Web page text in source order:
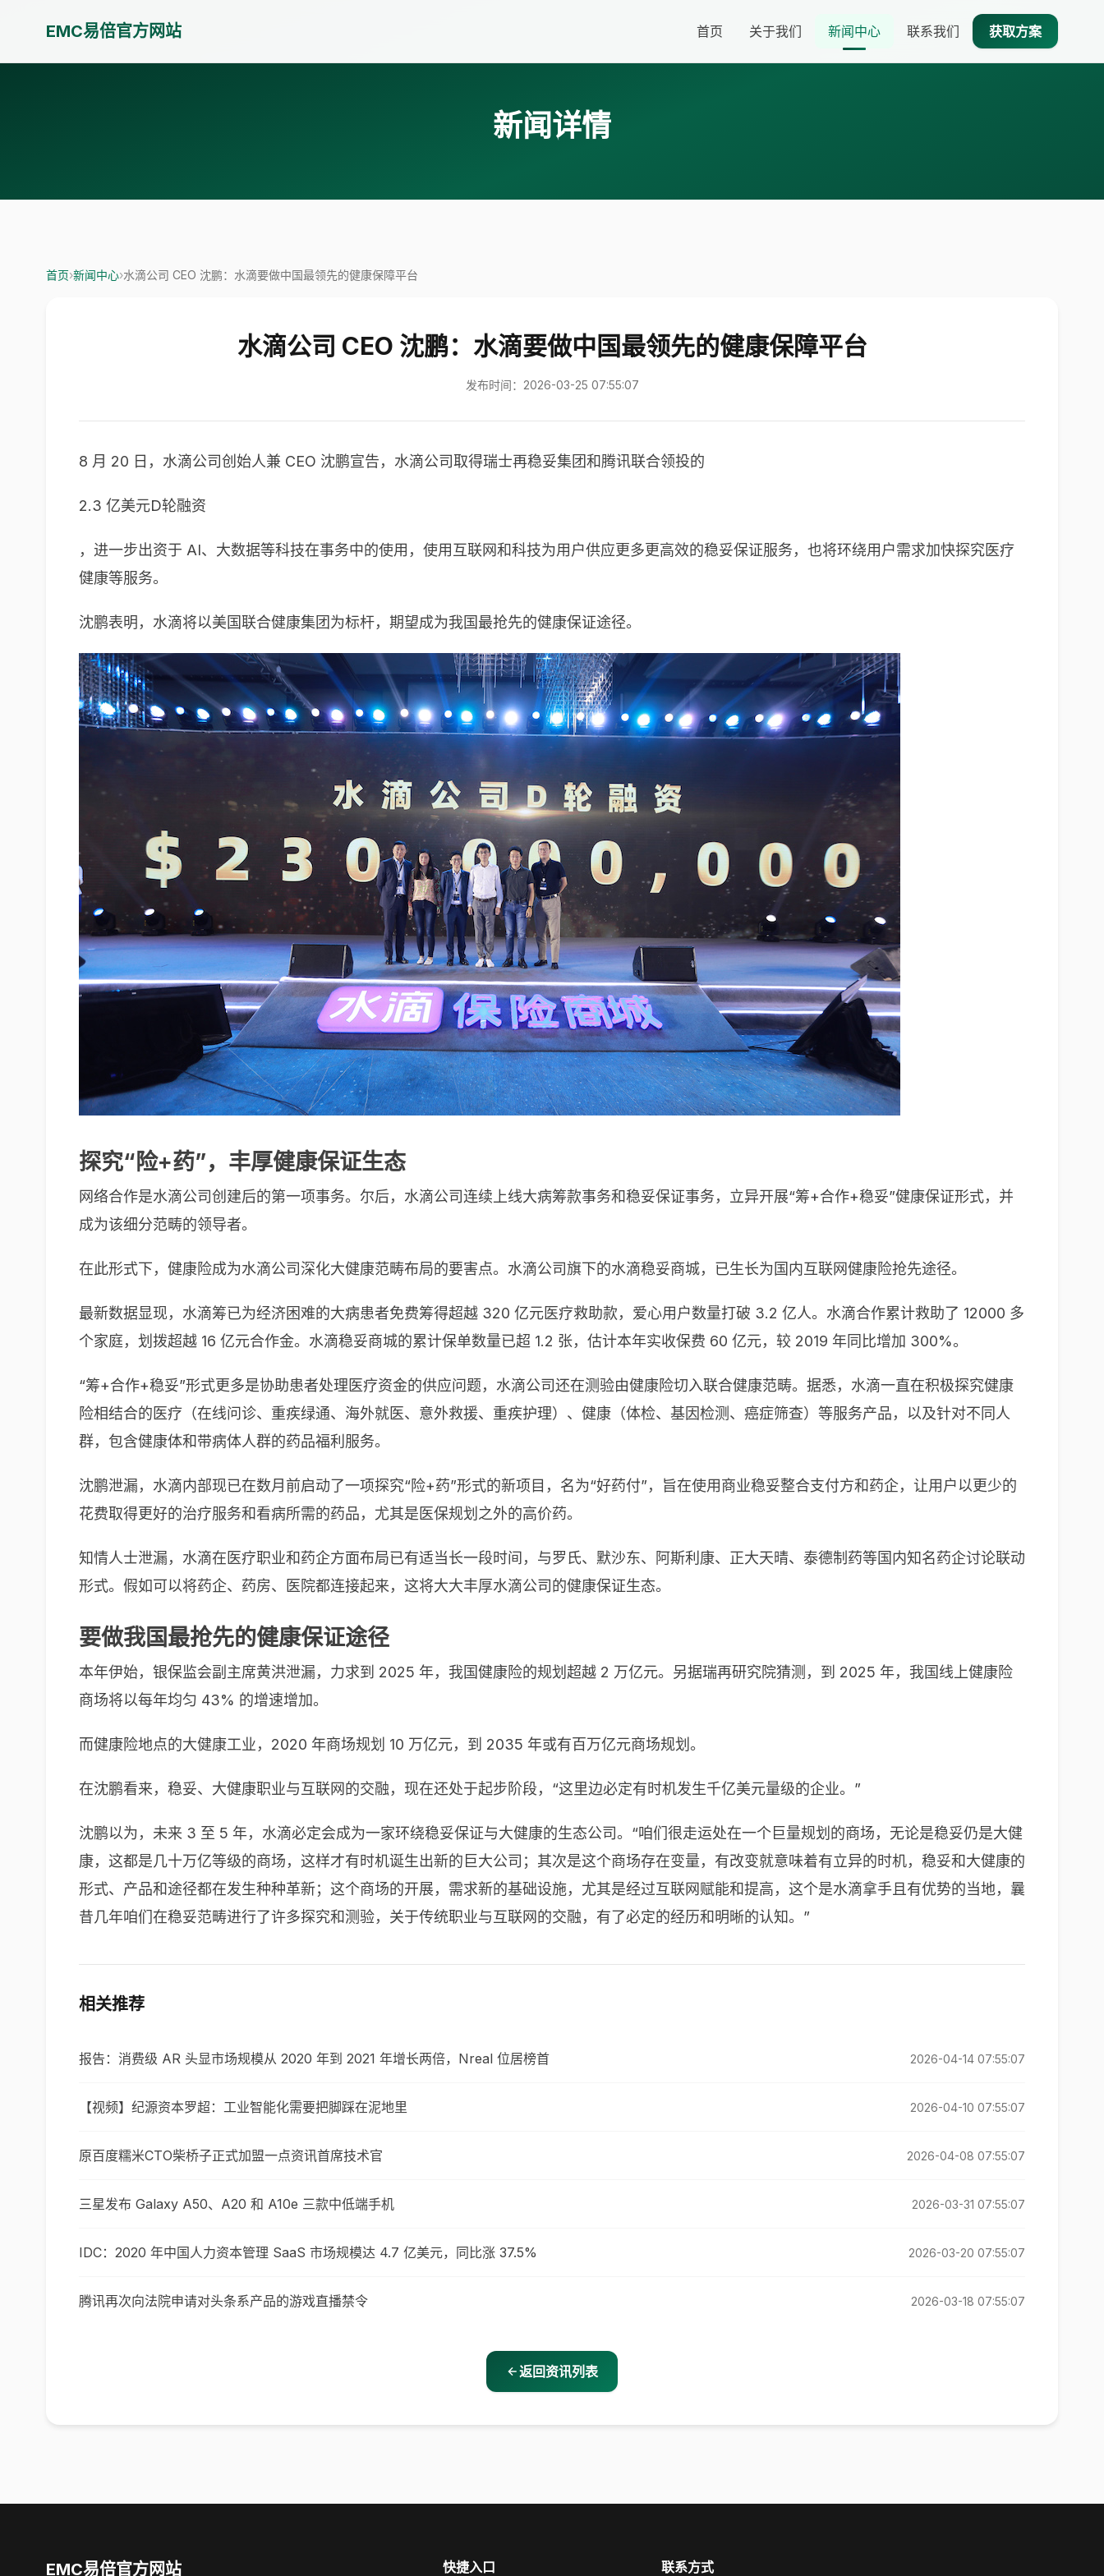
EMC易倍官方网站 首页 关于我们 新闻中心 联系我们 获取方案
新闻详情
首页›新闻中心›水滴公司 CEO 沈鹏：水滴要做中国最领先的健康保障平台
水滴公司 CEO 沈鹏：水滴要做中国最领先的健康保障平台
发布时间：2026-03-25 07:55:07
8 月 20 日，水滴公司创始人兼 CEO 沈鹏宣告，水滴公司取得瑞士再稳妥集团和腾讯联合领投的
2.3 亿美元D轮融资
，进一步出资于 AI、大数据等科技在事务中的使用，使用互联网和科技为用户供应更多更高效的稳妥保证服务，也将环绕用户需求加快探究医疗
健康等服务。
沈鹏表明，水滴将以美国联合健康集团为标杆，期望成为我国最抢先的健康保证途径。
探究“险+药”，丰厚健康保证生态
网络合作是水滴公司创建后的第一项事务。尔后，水滴公司连续上线大病筹款事务和稳妥保证事务，立异开展“筹+合作+稳妥”健康保证形式，并
成为该细分范畴的领导者。
在此形式下，健康险成为水滴公司深化大健康范畴布局的要害点。水滴公司旗下的水滴稳妥商城，已生长为国内互联网健康险抢先途径。
最新数据显现，水滴筹已为经济困难的大病患者免费筹得超越 320 亿元医疗救助款，爱心用户数量打破 3.2 亿人。水滴合作累计救助了 12000 多
个家庭，划拨超越 16 亿元合作金。水滴稳妥商城的累计保单数量已超 1.2 张，估计本年实收保费 60 亿元，较 2019 年同比增加 300%。
“筹+合作+稳妥”形式更多是协助患者处理医疗资金的供应问题，水滴公司还在测验由健康险切入联合健康范畴。据悉，水滴一直在积极探究健康
险相结合的医疗（在线问诊、重疾绿通、海外就医、意外救援、重疾护理）、健康（体检、基因检测、癌症筛查）等服务产品，以及针对不同人
群，包含健康体和带病体人群的药品福利服务。
沈鹏泄漏，水滴内部现已在数月前启动了一项探究“险+药”形式的新项目，名为“好药付”，旨在使用商业稳妥整合支付方和药企，让用户以更少的
花费取得更好的治疗服务和看病所需的药品，尤其是医保规划之外的高价药。
知情人士泄漏，水滴在医疗职业和药企方面布局已有适当长一段时间，与罗氏、默沙东、阿斯利康、正大天晴、泰德制药等国内知名药企讨论联动
形式。假如可以将药企、药房、医院都连接起来，这将大大丰厚水滴公司的健康保证生态。
要做我国最抢先的健康保证途径
本年伊始，银保监会副主席黄洪泄漏，力求到 2025 年，我国健康险的规划超越 2 万亿元。另据瑞再研究院猜测，到 2025 年，我国线上健康险
商场将以每年均匀 43% 的增速增加。
而健康险地点的大健康工业，2020 年商场规划 10 万亿元，到 2035 年或有百万亿元商场规划。
在沈鹏看来，稳妥、大健康职业与互联网的交融，现在还处于起步阶段，“这里边必定有时机发生千亿美元量级的企业。”
沈鹏以为，未来 3 至 5 年，水滴必定会成为一家环绕稳妥保证与大健康的生态公司。“咱们很走运处在一个巨量规划的商场，无论是稳妥仍是大健
康，这都是几十万亿等级的商场，这样才有时机诞生出新的巨大公司；其次是这个商场存在变量，有改变就意味着有立异的时机，稳妥和大健康的
形式、产品和途径都在发生种种革新；这个商场的开展，需求新的基础设施，尤其是经过互联网赋能和提高，这个是水滴拿手且有优势的当地，曩
昔几年咱们在稳妥范畴进行了许多探究和测验，关于传统职业与互联网的交融，有了必定的经历和明晰的认知。”
相关推荐
报告：消费级 AR 头显市场规模从 2020 年到 2021 年增长两倍，Nreal 位居榜首 2026-04-14 07:55:07
【视频】纪源资本罗超：工业智能化需要把脚踩在泥地里 2026-04-10 07:55:07
原百度糯米CTO柴桥子正式加盟一点资讯首席技术官 2026-04-08 07:55:07
三星发布 Galaxy A50、A20 和 A10e 三款中低端手机 2026-03-31 07:55:07
IDC：2020 年中国人力资本管理 SaaS 市场规模达 4.7 亿美元，同比涨 37.5% 2026-03-20 07:55:07
腾讯再次向法院申请对头条系产品的游戏直播禁令 2026-03-18 07:55:07
返回资讯列表
EMC易倍官方网站 快捷入口 联系方式